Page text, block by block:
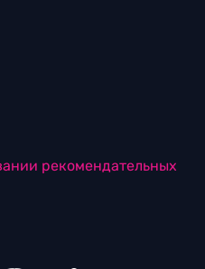
рекомендательных